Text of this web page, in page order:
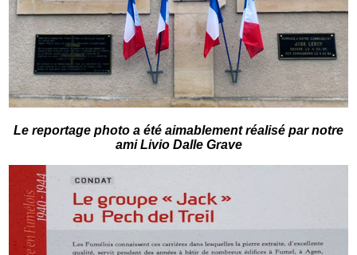
Le reportage photo a été aimablement réalisé par notre
ami Livio Dalle Grave